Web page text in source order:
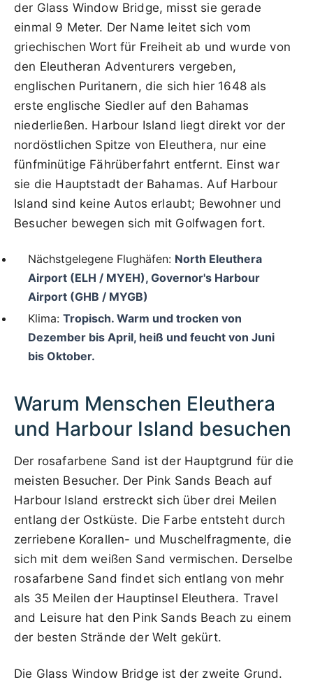
der Glass Window Bridge, misst sie gerade
einmal 9 Meter. Der Name leitet sich vom
griechischen Wort für Freiheit ab und wurde von
den Eleutheran Adventurers vergeben,
englischen Puritanern, die sich hier 1648 als
erste englische Siedler auf den Bahamas
niederließen. Harbour Island liegt direkt vor der
nordöstlichen Spitze von Eleuthera, nur eine
fünfminütige Fährüberfahrt entfernt. Einst war
sie die Hauptstadt der Bahamas. Auf Harbour
Island sind keine Autos erlaubt; Bewohner und
Besucher bewegen sich mit Golfwagen fort.
Nächstgelegene Flughäfen: North Eleuthera
Airport (ELH / MYEH), Governor's Harbour
Airport (GHB / MYGB)
Klima: Tropisch. Warm und trocken von
Dezember bis April, heiß und feucht von Juni
bis Oktober.
Warum Menschen Eleuthera
und Harbour Island besuchen
Der rosafarbene Sand ist der Hauptgrund für die
meisten Besucher. Der Pink Sands Beach auf
Harbour Island erstreckt sich über drei Meilen
entlang der Ostküste. Die Farbe entsteht durch
zerriebene Korallen- und Muschelfragmente, die
sich mit dem weißen Sand vermischen. Derselbe
rosafarbene Sand findet sich entlang von mehr
als 35 Meilen der Hauptinsel Eleuthera. Travel
and Leisure hat den Pink Sands Beach zu einem
der besten Strände der Welt gekürt.
Die Glass Window Bridge ist der zweite Grund.